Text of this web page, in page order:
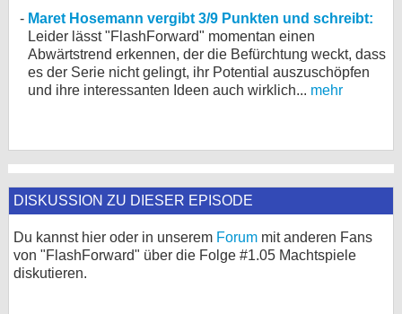
Maret Hosemann vergibt 3/9 Punkten und schreibt:
Leider lässt "FlashForward" momentan einen
Abwärtstrend erkennen, der die Befürchtung weckt, dass
es der Serie nicht gelingt, ihr Potential auszuschöpfen
und ihre interessanten Ideen auch wirklich... mehr
DISKUSSION ZU DIESER EPISODE
Du kannst hier oder in unserem Forum mit anderen Fans
von "FlashForward" über die Folge #1.05 Machtspiele
diskutieren.